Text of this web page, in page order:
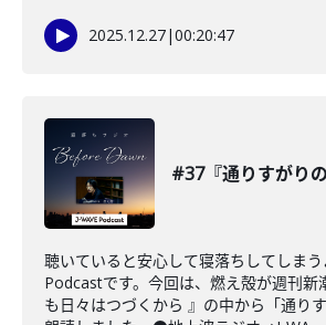
2025.12.27|00:20:47
#37『通りすがり
聴いていると安心して寝落ちしてしま
Podcastです。今回は、燃え殻が週刊新
も日々はつづくから 』の中から「通り